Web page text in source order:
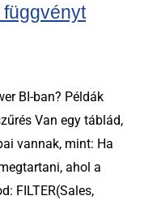
BI-ban? Példák
Van egy táblád,
vannak, mint: Ha
ahol a
FILTER(Sales,